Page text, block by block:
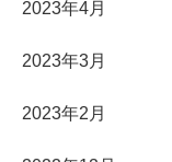
2023年4月
2023年3月
2023年2月